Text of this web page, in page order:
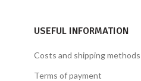
USEFUL INFORMATION
Costs and shipping methods
Terms of payment